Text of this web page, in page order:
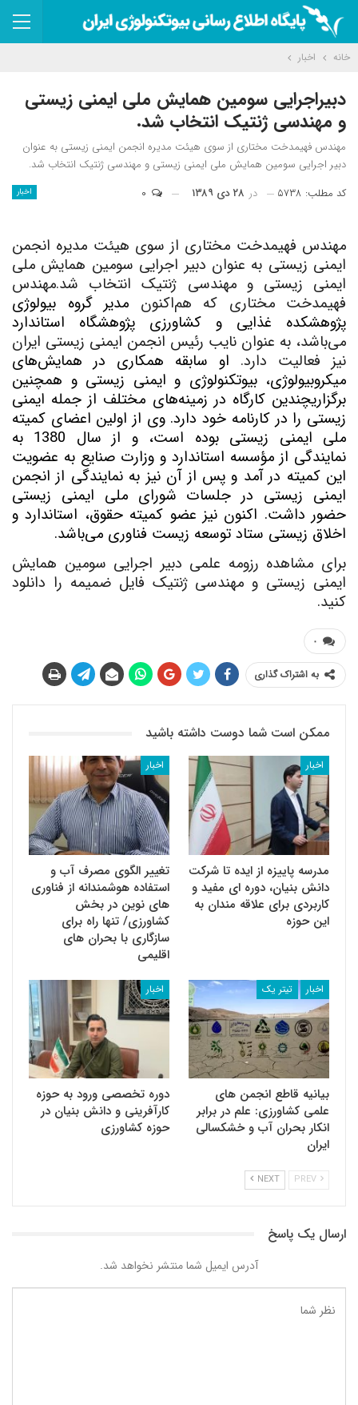
خانه اخبار
دبیراجرایی سومین همایش ملی ایمنی زیستی
و مهندسی ژنتیک انتخاب شد.
مهندس فهیمدخت مختاری از سوی هیئت مدیره انجمن ایمنی زیستی به عنوان
دبیر اجرایی سومین همایش ملی ایمنی زیستی و مهندسی ژنتیک انتخاب شد.
اخبار کد مطلب: ۵۷۳۸ در ۲۸ دی ۱۳۸۹
مهندس فهیمدخت مختاری از سوی هیئت مدیره انجمن
ایمنی زیستی به عنوان دبیر اجرایی سومین همایش ملی
ایمنی زیستی و مهندسی ژنتیک انتخاب شد.مهندس
فهیمدخت مختاری که هم‌اکنون مدیر گروه بیولوژی
پژوهشکده غذایی و کشاورزی پژوهشگاه استاندارد
می‌باشد، به عنوان نایب رئیس انجمن ایمنی‌ زیستی ایران
نیز فعالیت دارد. او سابقه همکاری در همایش‌های
میکروبیولوژی، بیوتکنولوژی و ایمنی زیستی و همچنین
برگزاریچندین کارگاه در زمینه‌های مختلف از جمله ایمنی
زیستی را در کارنامه خود دارد. وی از اولین اعضای کمیته
ملی ایمنی زیستی بوده است، و از سال 1380 به
نمایندگی از مؤسسه استاندارد و وزارت صنایع به عضویت
این کمیته در آمد و پس از آن نیز به نمایندگی از انجمن
ایمنی زیستی در جلسات شورای ملی ایمنی زیستی
حضور داشت. اکنون نیز عضو کمیته حقوق، استاندارد و
اخلاق زیستی ستاد توسعه زیست فناوری می‌باشد.
برای مشاهده رزومه علمی دبیر اجرایی سومین همایش
ایمنی زیستی و مهندسی ژنتیک فایل ضمیمه را دانلود
کنید.
۰
به اشتراک گذاری
ممکن است شما دوست داشته باشید
اخبار
مدرسه پاییزه از ایده تا شرکت
دانش بنیان، دوره ای مفید و
کاربردی برای علاقه مندان به
این حوزه
اخبار
تغییر الگوی مصرف آب و
استفاده هوشمندانه از فناوری
های نوین در بخش
کشاورزی/ تنها راه برای
سازگاری با بحران های
اقلیمی
اخبار تیتر یک
بیانیه قاطع انجمن های
علمی کشاورزی: علم در برابر
انکار بحران آب و خشکسالی
ایران
اخبار
دوره تخصصی ورود به حوزه
کارآفرینی و دانش بنیان در
حوزه کشاورزی
NEXT
ارسال یک پاسخ
آدرس ایمیل شما منتشر نخواهد شد.